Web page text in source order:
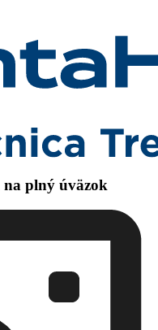
na plný úväzok